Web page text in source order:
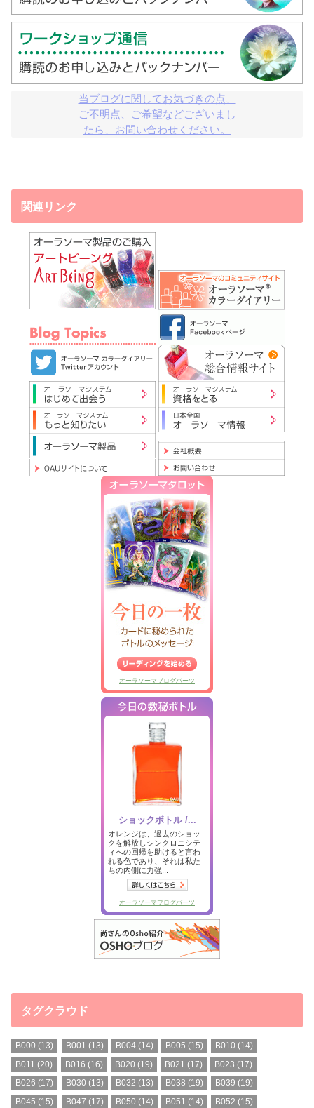
当ブログに関してお気づきの点、
ご不明点、ご希望などございまし
たら、お問い合わせください。
関連リンク
タグクラウド
B000 (13) B001 (13) B004(14) B005 (15) B010 (14)
B011 (20) B016 (16) B020 (19) B021 (17) B023 (17)
B026 (17) B030 (13) B032 (13) B038 (19) B039 (19)
B045 (15) B047 (17) B050 (14) B051 (14) B052 (15)